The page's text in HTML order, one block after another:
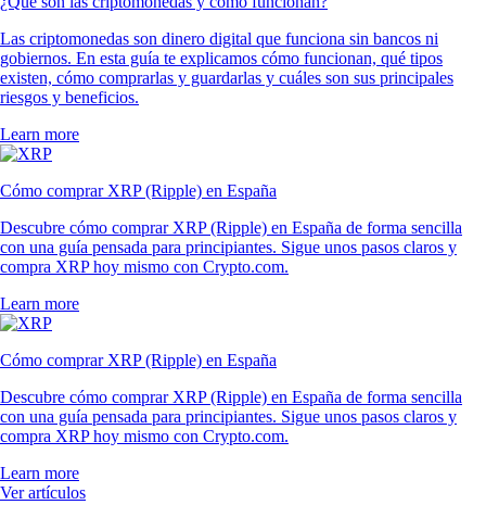
Las criptomonedas son dinero digital que funciona sin bancos ni
gobiernos. En esta guía te explicamos cómo funcionan, qué tipos
existen, cómo comprarlas y guardarlas y cuáles son sus principales
riesgos y beneficios.
Learn more
Cómo comprar XRP (Ripple) en España
Descubre cómo comprar XRP (Ripple) en España de forma sencilla
con una guía pensada para principiantes. Sigue unos pasos claros y
compra XRP hoy mismo con Crypto.com.
Learn more
Cómo comprar XRP (Ripple) en España
Descubre cómo comprar XRP (Ripple) en España de forma sencilla
con una guía pensada para principiantes. Sigue unos pasos claros y
compra XRP hoy mismo con Crypto.com.
Learn more
Ver artículos